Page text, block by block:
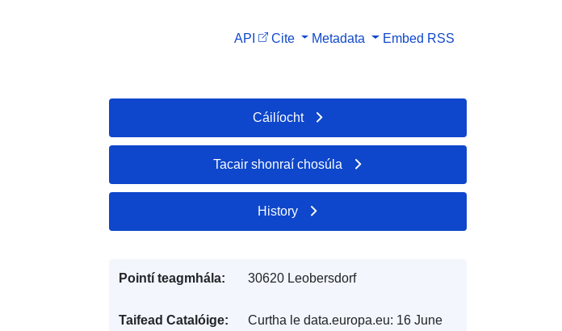
API Cite Metadata Embed RSS
Cáilíocht
Tacair shonraí chosúla
History
Pointí teagmhála: 30620 Leobersdorf
Taifead Catalóige: Curtha le data.europa.eu: 16 June